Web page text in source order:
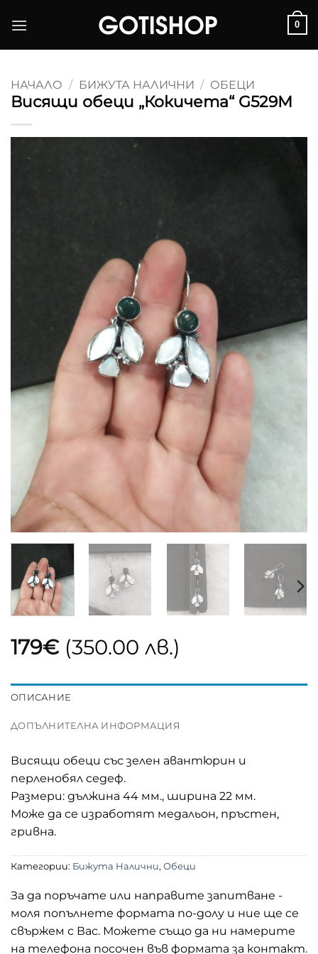
0
НАЧАЛО / БИЖУТА НАЛИЧНИ / ОБЕЦИ
Висящи обеци „Кокичета“ G529M
179€ (350.00 лв.)
ОПИСАНИЕ
ДОПЪЛНИТЕЛНА ИНФОРМАЦИЯ
Висящи обеци със зелен авантюрин и
перленобял седеф.
Размери: дължина 44 мм., ширина 22 мм.
Може да се изработят медальон, пръстен,
гривна.
Категории: Бижута Налични, Обеци
За да поръчате или направите запитване -
моля попълнете формата по-долу и ние ще се
свържем с Вас. Можете също да ни намерите
на телефона посочен във формата за контакт.